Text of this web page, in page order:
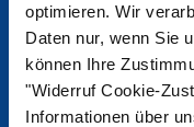
optimieren. Wir
Daten nur, wenn Sie
können Ihre
"Widerruf Cookie-
Informationen über
News Center
Nordzucker Post